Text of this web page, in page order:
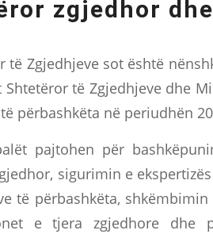
zgjedhor dhe
të Zgjedhjeve sot është
të Zgjedhjeve dhe
përbashkëta në periudhën
pajtohen për
sigurimin e
të përbashkëta,
e tjera zgjedhore dhe